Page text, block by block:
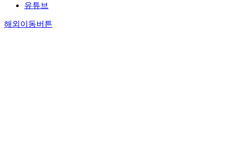
유튜브
해외이동버튼